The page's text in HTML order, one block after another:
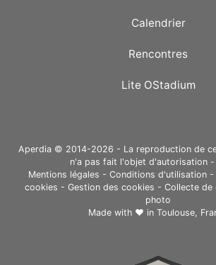
Calendrier
Rencontres
Lite OStadium
Aperdia © 2014-2026 - La reproduction de
n'a pas fait l'objet d'autorisation -
Mentions légales - Conditions d'utilisation-
cookies - Gestion des cookies - Collecte de
photo
Made with ❤ in Toulouse,